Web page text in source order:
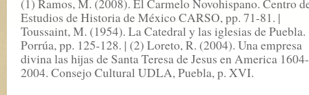
Estudios de Historia de México CARSO, pp. 71-81. |
Toussaint, M. (1954). La Catedral y las iglesias de Puebla.
Porrúa, pp. 125-128. | (2) Loreto, R. (2004). Una empresa
divina las hijas de Santa Teresa de Jesus en America 1604-
2004. Consejo Cultural UDLA, Puebla, p. XVI.